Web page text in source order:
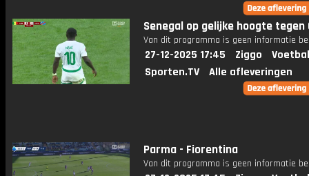
Senegal op gelijke hoogte tegen
Van dit programma is geen informatie
27-12-2025 17:45 Ziggo
Sporten.TV
Alle afleveringen
Parma - Fiorentina
Van dit programma is geen informatie